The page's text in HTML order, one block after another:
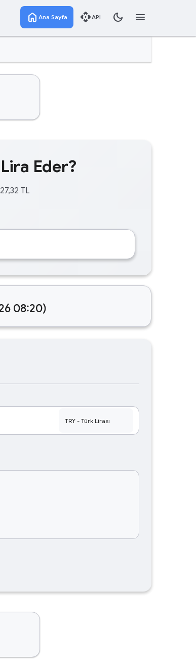
home Ana Sayfa apiAPI dark_mode menu
Eder?
TL
08:20)